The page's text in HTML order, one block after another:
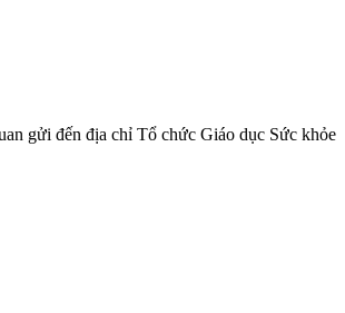
gửi đến địa chỉ Tổ chức Giáo dục Sức khỏe